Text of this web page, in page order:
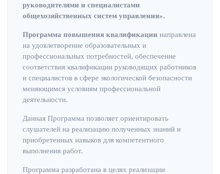
руководителями и специалистами
общехозяйственных систем управления».
Программа повышения квалификации направлена
на удовлетворение образовательных и
профессиональных потребностей, обеспечение
соответствия квалификации руководящих работников
и специалистов в сфере экологической безопасности
меняющимся условиям профессиональной
деятельности.
Данная Программа позволяет ориентировать
слушателей на реализацию полученных знаний и
приобретенных навыков для компетентного
выполнения работ.
Программа разработана в целях реализации